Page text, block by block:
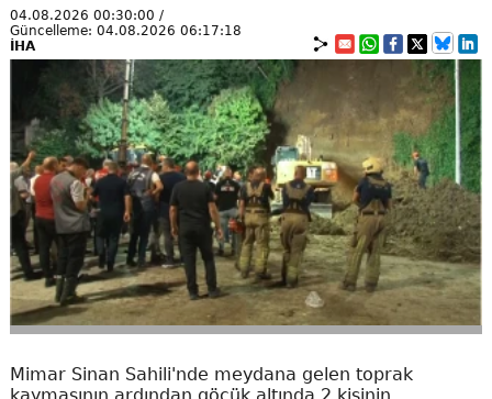
04.08.2026 00:30:00 /
Güncelleme: 04.08.2026 06:17:18
İHA
Mimar Sinan Sahili'nde meydana gelen toprak
kaymasının ardından göçük altında 2 kişinin